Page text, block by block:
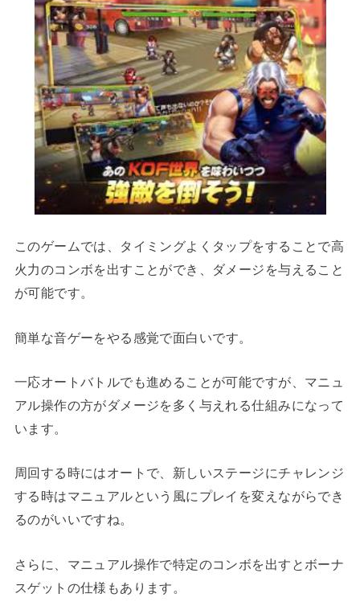
このゲームでは、 タイミングよくタップをすることで高
火力のコンボを出すことができ、ダメージを与えること
が可能です。
簡単な音ゲーをやる感覚で面白いです。
一応オートバトルでも進めることが可能ですが、マニュ
アル操作の方がダメージを多く与えれる仕組みになって
います。
周回する時にはオートで、新しいステージにチャレンジ
する時はマニュアルという風にプレイを変えながらでき
るのがいいですね。
さらに、マニュアル操作で特定のコンボを出すとボーナ
スゲットの仕様もあります。